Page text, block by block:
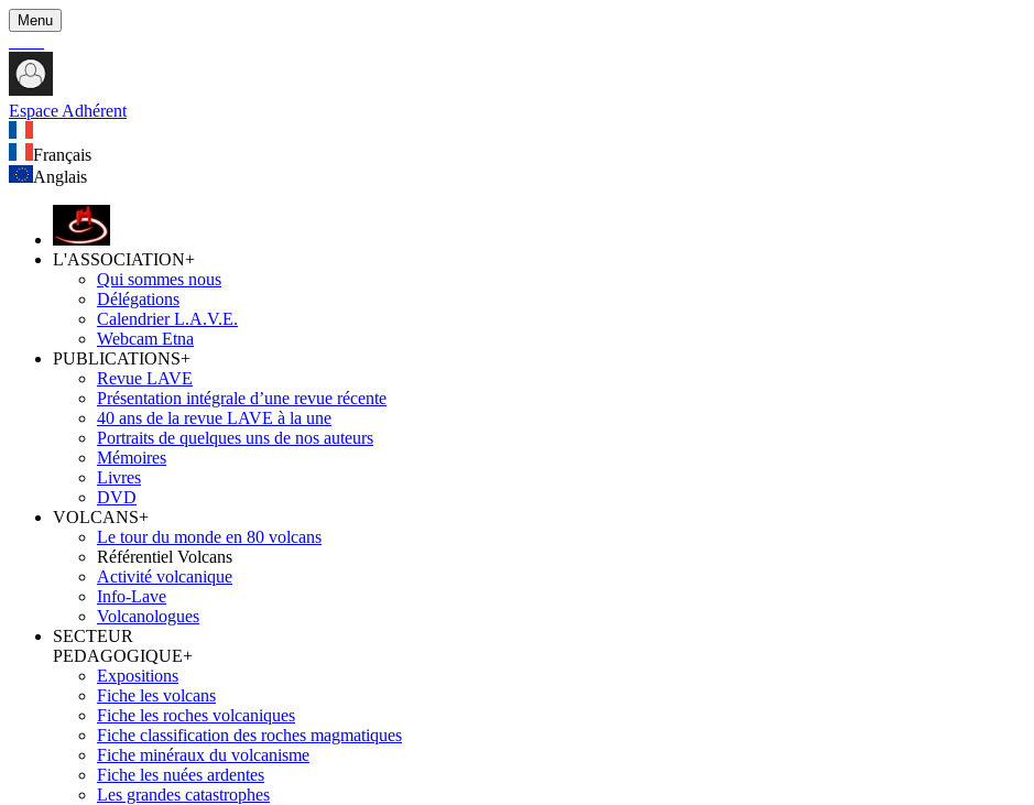
Menu
Espace Adhérent
Français
Anglais
L'ASSOCIATION+
Qui sommes nous
Délégations
Calendrier L.A.V.E.
Webcam Etna
PUBLICATIONS+
Revue LAVE
Présentation intégrale d’une revue récente
40 ans de la revue LAVE à la une
Portraits de quelques uns de nos auteurs
Mémoires
Livres
DVD
VOLCANS+
Le tour du monde en 80 volcans
Référentiel Volcans
Activité volcanique
Info-Lave
Volcanologues
SECTEUR
PEDAGOGIQUE+
Expositions
Fiche les volcans
Fiche les roches volcaniques
Fiche classification des roches magmatiques
Fiche minéraux du volcanisme
Fiche les nuées ardentes
Les grandes catastrophes